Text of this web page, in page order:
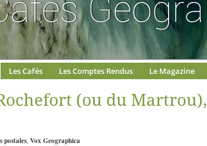
Les Cafés Les Comptes Rendus Le Magazine
(ou du Martrou),
postales, Vox Geographica